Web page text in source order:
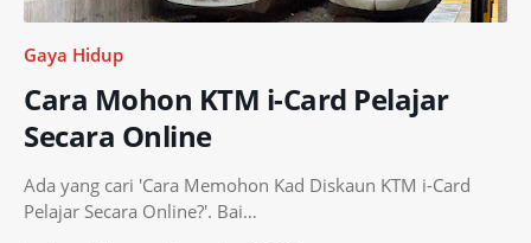
Gaya Hidup
Cara Mohon KTM i-Card Pelajar
Secara Online
Ada yang cari 'Cara Memohon Kad Diskaun KTM i-Card
Pelajar Secara Online?'. Bai…